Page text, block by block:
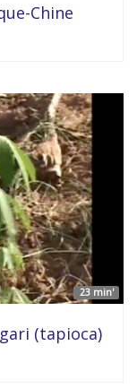
Chine
23 min'
(tapioca)